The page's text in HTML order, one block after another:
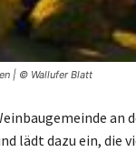
| © Wallufer Blatt
an
lädt dazu ein,